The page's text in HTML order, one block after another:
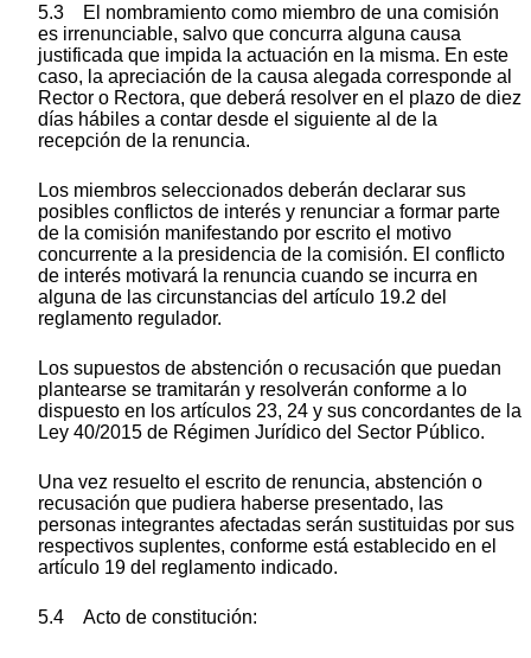
5.3 El nombramiento como miembro de una comisión
es irrenunciable, salvo que concurra alguna causa
justificada que impida la actuación en la misma. En este
caso, la apreciación de la causa alegada corresponde al
Rector o Rectora, que deberá resolver en el plazo de diez
días hábiles a contar desde el siguiente al de la
recepción de la renuncia.
Los miembros seleccionados deberán declarar sus
posibles conflictos de interés y renunciar a formar parte
de la comisión manifestando por escrito el motivo
concurrente a la presidencia de la comisión. El conflicto
de interés motivará la renuncia cuando se incurra en
alguna de las circunstancias del artículo 19.2 del
reglamento regulador.
Los supuestos de abstención o recusación que puedan
plantearse se tramitarán y resolverán conforme a lo
dispuesto en los artículos 23, 24 y sus concordantes de la
Ley 40/2015 de Régimen Jurídico del Sector Público.
Una vez resuelto el escrito de renuncia, abstención o
recusación que pudiera haberse presentado, las
personas integrantes afectadas serán sustituidas por sus
respectivos suplentes, conforme está establecido en el
artículo 19 del reglamento indicado.
5.4 Acto de constitución: